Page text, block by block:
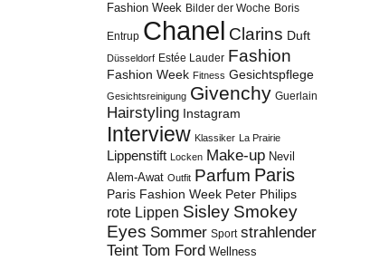
Fashion Week Bilder der Woche Boris
Entrup Chanel Clarins Duft
Düsseldorf Estée Lauder Fashion
Fashion Week Fitness Gesichtspflege
Gesichtsreinigung Givenchy Guerlain
Hairstyling Instagram
Interview Klassiker La Prairie
Lippenstift Locken Make-up Nevil
Alem-Awat Outfit Parfum Paris
Paris Fashion Week Peter Philips
rote Lippen Sisley Smokey
Eyes Sommer Sport strahlender
Teint Tom Ford Wellness